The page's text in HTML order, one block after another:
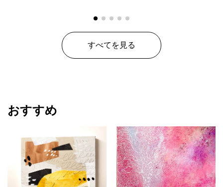
すべてを見る
おすすめ